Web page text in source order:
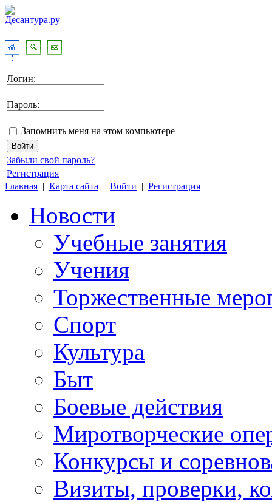
Логин:
Пароль:
Запомнить меня на этом компьютере
Забыли свой пароль?
Регистрация
Главная | Карта сайта | Войти | Регистрация
Новости
Учебные занятия
Учения
Торжественные
Спорт
Культура
Быт
Боевые действия
Миротворческие
Конкурсы и
Визиты, проверки,